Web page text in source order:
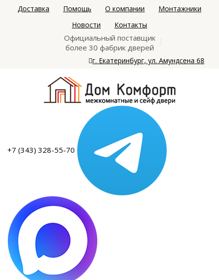
Доставка Помощь О компании
Монтажники
Новости
Контакты
Официальный поставщик
более 30 фабрик дверей
г. Екатеринбург, ул. Амундсена 68
+7 (343) 328-55-70